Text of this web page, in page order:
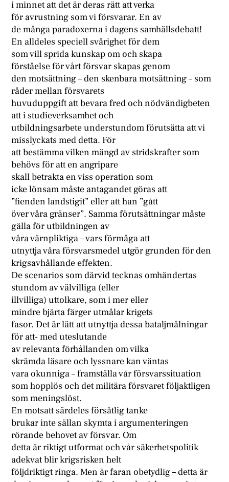
i minnet att det är deras rätt att verka
för avrustning som vi försvarar. En av
de många paradoxerna i dagens samhällsdebatt!
En alldeles speciell svårighet för dem
som vill sprida kunskap om och skapa
förståelse för vårt försvar skapas genom
den motsättning – den skenbara motsättning – som
råder mellan försvarets
huvuduppgift att bevara fred och nödvändigbeten
att i studieverksamhet och
utbildningsarbete understundom förutsätta att vi
misslyckats med detta. För
att bestämma vilken mängd av stridskrafter som
behövs för att en angripare
skall betrakta en viss operation som
icke lönsam måste antagandet göras att
”fienden landstigit” eller att han ”gått
över våra gränser”. Samma förutsättningar måste
gälla för utbildningen av
våra värnpliktiga – vars förmåga att
utnyttja våra försvarsmedel utgör grunden för den
krigsavhållande effekten.
De scenarios som därvid tecknas omhändertas
stundom av välvilliga (eller
illvilliga) uttolkare, som i mer eller
mindre bjärta färger utmålar krigets
fasor. Det är lätt att utnyttja dessa bataljmålningar
för att- med uteslutande
av relevanta förhållanden om vilka
skrämda läsare och lyssnare kan väntas
vara okunniga – framställa vår försvarssituation
som hopplös och det militära försvaret följaktligen
som meningslöst.
En motsatt särdeles försåtlig tanke
brukar inte sällan skymta i argumenteringen
rörande behovet av försvar. Om
detta är riktigt utformat och vår säkerhetspolitik
adekvat blir krigsrisken helt
följdriktigt ringa. Men är faran obetydlig – detta är